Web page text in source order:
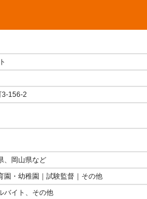
3-156-2
、岡山県など
園・幼稚園｜試験監督｜その他
バイト、その他